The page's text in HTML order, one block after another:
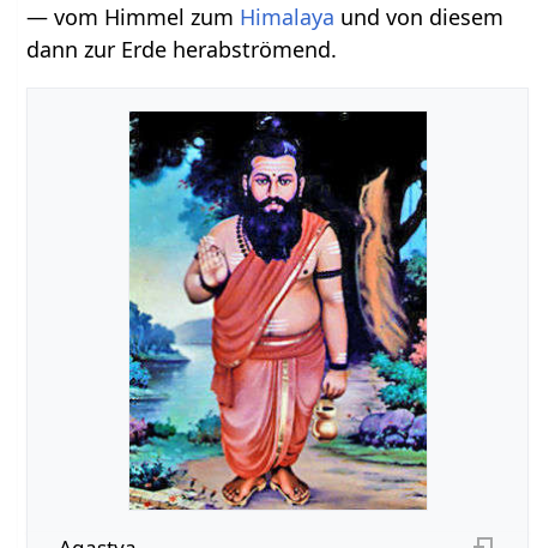
— vom Himmel zum Himalaya und von diesem
dann zur Erde herabströmend.